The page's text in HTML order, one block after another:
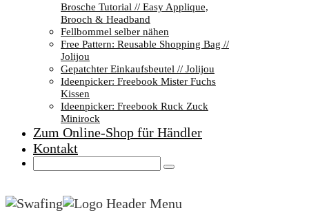
Brosche Tutorial // Easy Applique,
Brooch & Headband
Fellbommel selber nähen
Free Pattern: Reusable Shopping Bag //
Jolijou
Gepatchter Einkaufsbeutel // Jolijou
Ideenpicker: Freebook Mister Fuchs
Kissen
Ideenpicker: Freebook Ruck Zuck
Minirock
Zum Online-Shop für Händler
Kontakt